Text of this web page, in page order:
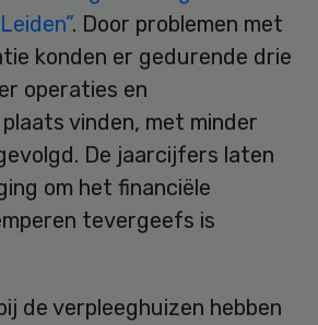
. Door problemen met
konden er gedurende drie
operaties en
vinden, met minder
De jaarcijfers laten
om het financiële
tevergeefs is
de verpleeghuizen hebben